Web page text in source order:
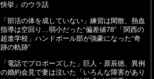
快挙」のウラ話
「部活の体を成していない」練習は閑散、熱血
指導は空回り…弱小だった“偏差値78”「関西の
超進学校」ハンドボール部が強豪になった“奇
跡の軌跡”
「電話でプロポーズした」巨人・原辰徳、異例
の婚約会見で妻は泣いた「いろんな障害があり